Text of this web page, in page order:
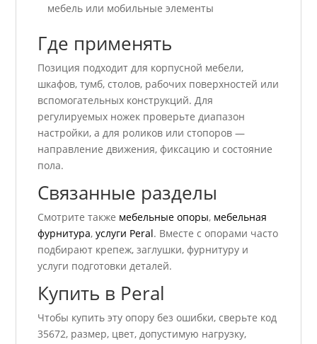
мебель или мобильные элементы
Где применять
Позиция подходит для корпусной мебели,
шкафов, тумб, столов, рабочих поверхностей или
вспомогательных конструкций. Для
регулируемых ножек проверьте диапазон
настройки, а для роликов или стопоров —
направление движения, фиксацию и состояние
пола.
Связанные разделы
Смотрите также мебельные опоры, мебельная
фурнитура,услуги Peral. Вместе с опорами часто
подбирают крепеж, заглушки, фурнитуру и
услуги подготовки деталей.
Купить в Peral
Чтобы купить эту опору без ошибки, сверьте код
35672, размер, цвет, допустимую нагрузку,